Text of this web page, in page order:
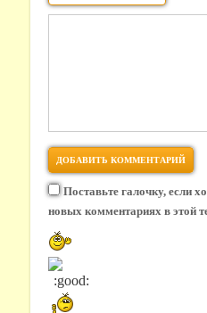
Поставьте галочку, если
новых комментариях в этой